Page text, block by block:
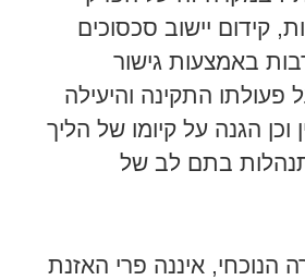
קידום יישוב סכסוכים
באמצעות גישור
פעולתו התקינה והיעילה
הגנה על קיומו של הליך
בתם לב של
איננה פרי האזנת